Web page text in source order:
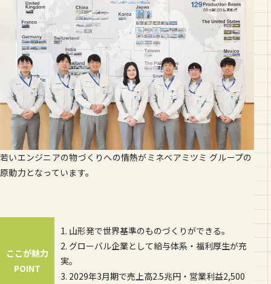
若いエンジニアの物づくりへの情熱がミネべアミツミ グループの
原動力となっています。
ここが魅力
POINT
1. 山形発で世界基準のものづくりができる。
2. グローバル企業として給与体系・福利厚生が充
実。
3. 2029年3月期で売上高2.5兆円・営業利益2,500